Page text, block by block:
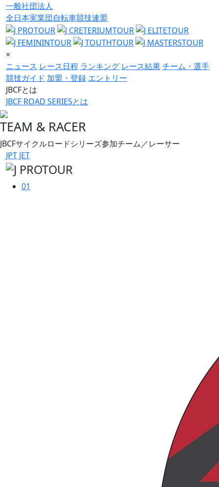
一般社団法人
全日本実業団自転車競技連盟
×
ニュース レース日程 ランキング レース結果チーム・選手
競技ガイド 加盟・登録 エントリー
JBCFとは
JBCF ROAD SERIESとは
TEAM & RACER
JBCFサイクルロードシリーズ参加チーム／レーサー
JPT JET
01